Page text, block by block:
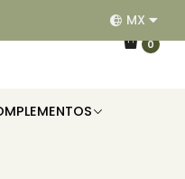
0
HOTELES, OFICINAS E
MX